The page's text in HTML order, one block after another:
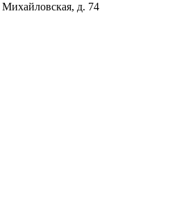
д. 74